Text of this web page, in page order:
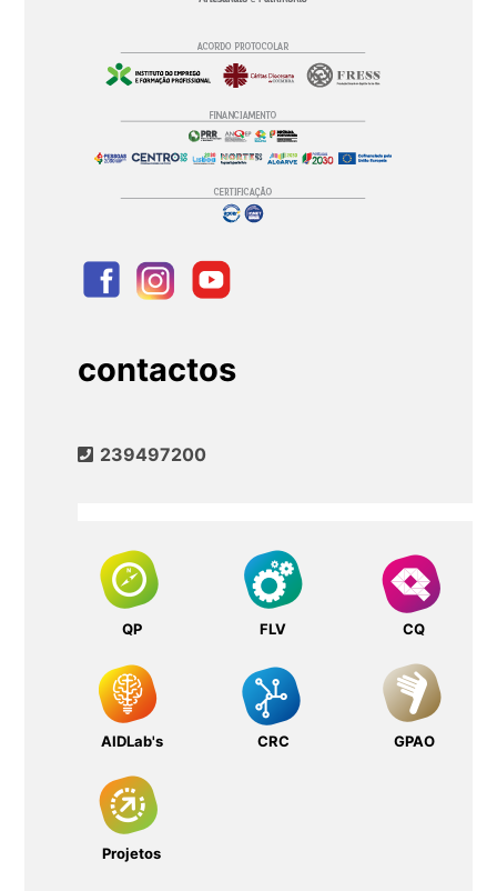
contactos
239497200
QP FLV CQ
AIDLab's CRC GPAO
Projetos